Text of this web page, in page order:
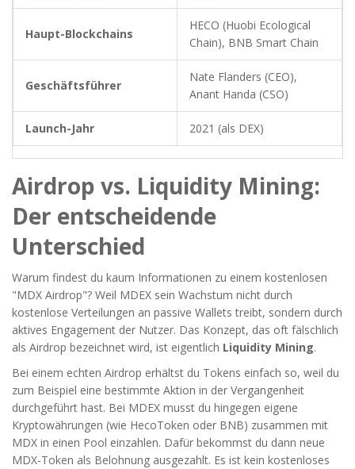
Haupt-Blockchains
HECO (Huobi Ecological
Chain), BNB Smart Chain
Geschäftsführer
Nate Flanders (CEO),
Anant Handa (CSO)
Launch-Jahr 2021 (als DEX)
Airdrop vs. Liquidity Mining:
Der entscheidende
Unterschied
Warum findest du kaum Informationen zu einem kostenlosen
"MDX Airdrop"? Weil MDEX sein Wachstum nicht durch
kostenlose Verteilungen an passive Wallets treibt, sondern durch
aktives Engagement der Nutzer. Das Konzept, das oft fälschlich
als Airdrop bezeichnet wird, ist eigentlich Liquidity Mining.
Bei einem echten Airdrop erhältst du Tokens einfach so, weil du
zum Beispiel eine bestimmte Aktion in der Vergangenheit
durchgeführt hast. Bei MDEX musst du hingegen eigene
Kryptowährungen (wie HecoToken oder BNB) zusammen mit
MDX in einen Pool einzahlen. Dafür bekommst du dann neue
MDX-Token als Belohnung ausgezahlt. Es ist kein kostenloses